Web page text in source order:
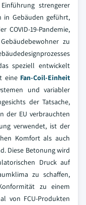
strengerer
Gebäuden geführt,
COVID-19-Pandemie,
zu
speziell entwickelt
eine Fan-Coil-Einheit
und variabler
der Tatsache,
der EU verbrauchten
verwendet, ist der
Komfort als auch
Diese Betonung wird
Druck auf
zu schaffen,
zu einem
von FCU-Produkten